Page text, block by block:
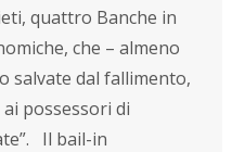
quattro Banche in
che – almeno
salvate dal fallimento,
possessori di
Il bail-in